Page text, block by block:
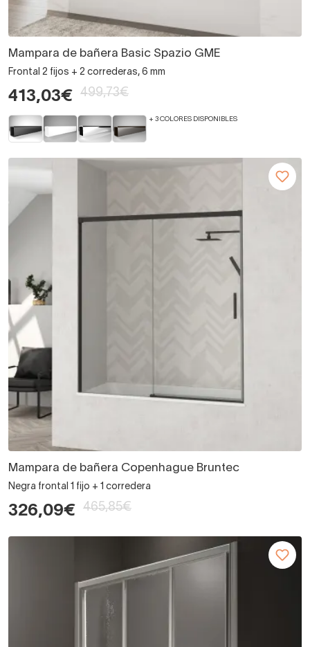
Mampara de bañera Basic Spazio GME
Frontal 2 fijos + 2 correderas, 6 mm
413,03€ 499,73€
+ 3 COLORES DISPONIBLES
Mampara de bañera Copenhague Bruntec
Negra frontal 1 fijo + 1 corredera
326,09€ 465,85€